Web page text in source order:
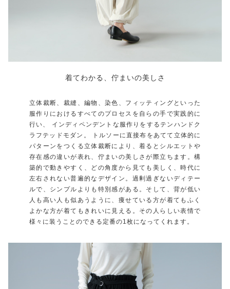
着てわかる、佇まいの美しさ
立体裁断、裁縫、編物、染色、フィッティングといった
服作りにおけるすべてのプロセスを自らの手で実践的に
行い、 インディペンデントな服作りをするテンハンドク
ラフテッドモダン。 トルソーに直接布をあてて立体的に
パターンをつくる立体裁断により、着るとシルエットや
存在感の違いが表れ、佇まいの美しさが際立ちます。構
築的で動きやすく、どの角度から見ても美しく、時代に
左右されない普遍的なデザイン。過剰過ぎないディテー
ルで、シンプルよりも特別感がある。そして、背が低い
人も高い人も似あうように、痩せている方が着てもふく
よかな方が着てもきれいに見える。その人らしい表情で
様々に装うことのできる定番の1枚になってくれます。